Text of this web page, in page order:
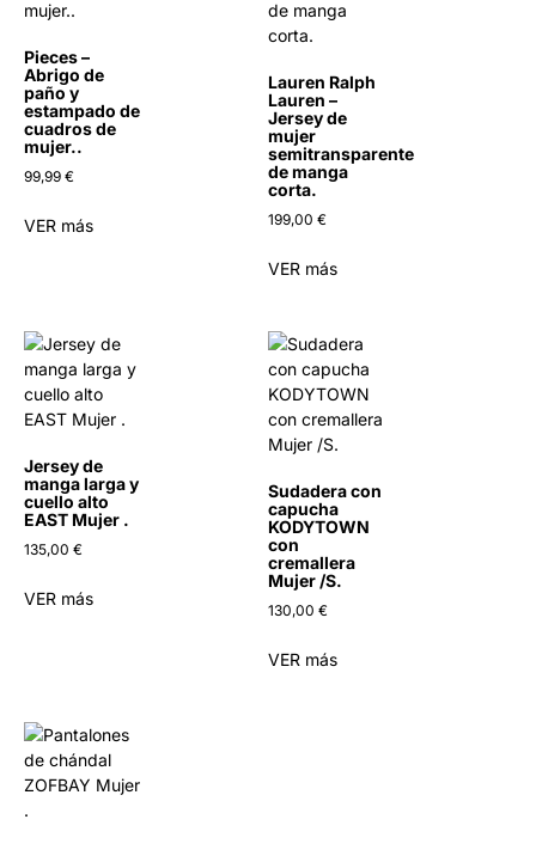
Pieces –
Abrigo de
paño y
estampado de
cuadros de
mujer..
99,99 €
VER más
Lauren Ralph
Lauren –
Jersey de
mujer
semitransparente
de manga
corta.
199,00 €
VER más
Jersey de
manga larga y
cuello alto
EAST Mujer .
135,00 €
VER más
Sudadera con
capucha
KODYTOWN
con
cremallera
Mujer /S.
130,00 €
VER más